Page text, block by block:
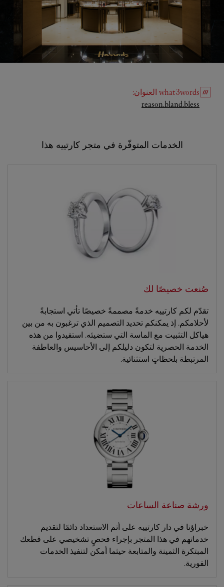
what3words العنوان:
reason.bland.bless
Link Opens in New Tab
الخدمات المتوفّرة في متجر كارتييه هذا
صُنعت خصيصًا لك
تقدّم لكم كارتييه خدمةً مصممةً خصيصًا تأتي استجابةً
لأحلامكم. إذ يمكنكم تحديد التصميم الذي ترغبون به من بين
هياكل التثبيت مع الماسة التي ستضيئه. استفيدوا من هذه
الخدمة الحصرية لتكون دليلكم إلى الأحاسيس والعاطفة
المرتبطة بلحظاتٍ استثنائية.
ورشة صناعة الساعات
خبراؤنا في دار كارتييه على أتم الاستعداد دائمًا لتقديم
خدماتهم في هذا المتجر بإجراء فحصٍ تشخيصي على قطعك
المبتكرة الثمينة والمتابعة حيثما أمكن لتنفيذ الخدمات
الفورية.